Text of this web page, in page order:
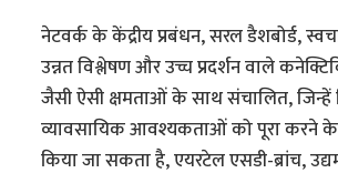
नेटवर्क के केंद्रीय प्रबंधन, सरल डैशबोर्ड,
उन्नत विश्लेषण और उच्च प्रदर्शन वाले
जैसी ऐसी क्षमताओं के साथ संचालित, जिन्हें
व्यावसायिक आवश्यकताओं को पूरा करने
किया जा सकता है, एयरटेल एसडी-ब्रांच,